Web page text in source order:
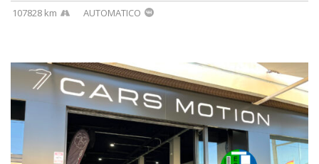
107828 km AUTOMATICO